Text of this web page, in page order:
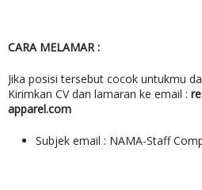
CARA MELAMAR :
Jika posisi tersebut cocok untukmu
Kirimkan CV dan lamaran ke email :
apparel.com
Subjek email : NAMA-Staff